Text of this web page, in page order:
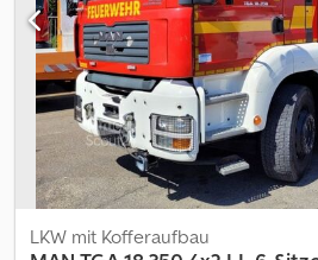
Zollkennzeichen - Überführung /
Verzollung von Fahrzeugen ins
german, russian and other languages:
LKW mit Kofferaufbau